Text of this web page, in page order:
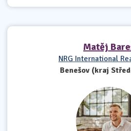
Matěj
NRG International
Benešov (kraj